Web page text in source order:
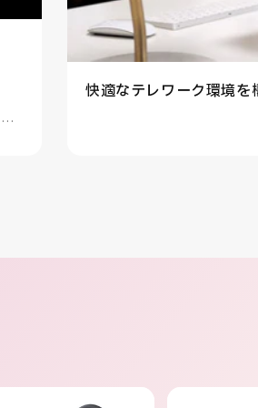
快適なテレワーク環境を